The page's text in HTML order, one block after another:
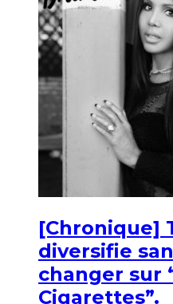
[Chronique]
diversifie
changer sur
Cigarettes”.